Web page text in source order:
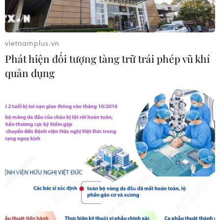
Nhật Bản: Nội các thông qua chính
sách giảm thuế tiêu thụ thực phẩm
xuống 1%
05/08/2026 15:30
Việt Nam-Ấn Độ thúc đẩy hiện thực
Tăng cường
05/08/2026 13:30
Hơn 100 người thiệt mạng trong mùa
mưa khốc liệt ở Ấn Độ
vietnamplus.vn
Phát hiện đối tượng tàng trữ trái phép vũ khí
quân dụng